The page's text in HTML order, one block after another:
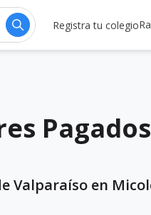
Registra tu colegio
Valparaíso en